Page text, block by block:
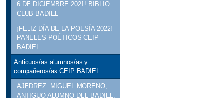
6 DE DICIEMBRE 2021! BIBLIO
CLUB BADIEL
¡FELIZ DÍA DE LA POESÍA 2022!
PANELES POÉTICOS CEIP
BADIEL
Antiguos/as alumnos/as y
compañeros/as CEIP BADIEL
AJEDREZ. MIGUEL MORENO,
ANTIGUO ALUMNO DEL BADIEL,